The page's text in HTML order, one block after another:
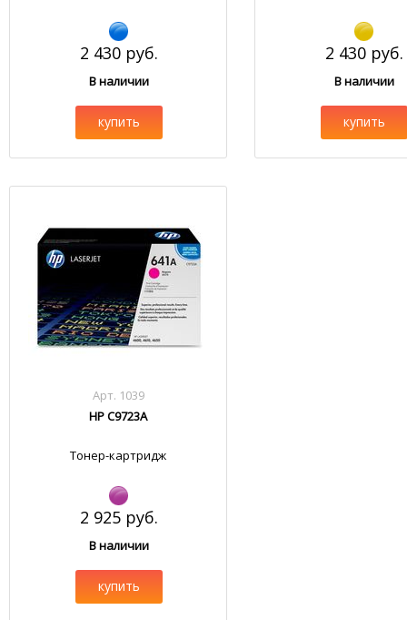
2 430 руб.
В наличии
купить
2 430 руб.
В наличии
купить
Арт. 1039
HP C9723A
Тонер-картридж
2 925 руб.
В наличии
купить